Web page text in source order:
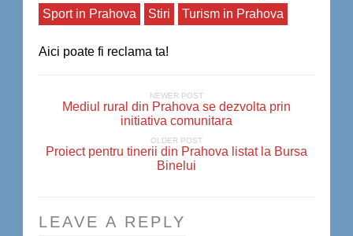
Sport in Prahova
Stiri Turism in Prahova
Aici poate fi reclama ta!
NEWER POST
Mediul rural din Prahova se dezvolta prin
initiativa comunitara
OLDER POST
Proiect pentru tinerii din Prahova listat la Bursa
Binelui
LEAVE A REPLY